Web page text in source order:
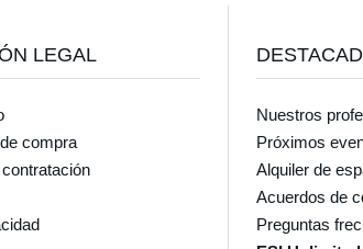
LEGAL
compra
Nuestros
Próximos
Alquiler de
Acuerdos de
Preguntas